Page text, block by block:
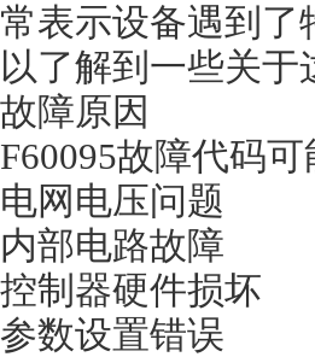
常表示设备遇到了
以了解到一些关于
故障原因
F60095故障代码可
电网电压问题
内部电路故障
控制器硬件损坏
参数设置错误